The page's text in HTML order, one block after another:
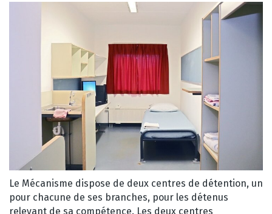
Le Mécanisme dispose de deux centres de détention, un
pour chacune de ses branches, pour les détenus
relevant de sa compétence. Les deux centres